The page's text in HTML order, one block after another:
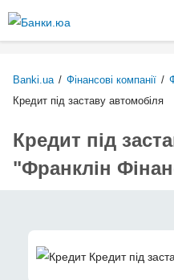
Banki.ua / Фінансові компанії /
Кредит під заставу автомобіля
Кредит під
"Франклін